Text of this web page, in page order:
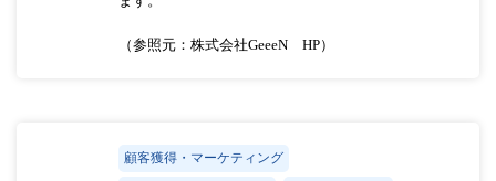
（参照元：株式会社GeeeN HP）
顧客獲得・マーケティング